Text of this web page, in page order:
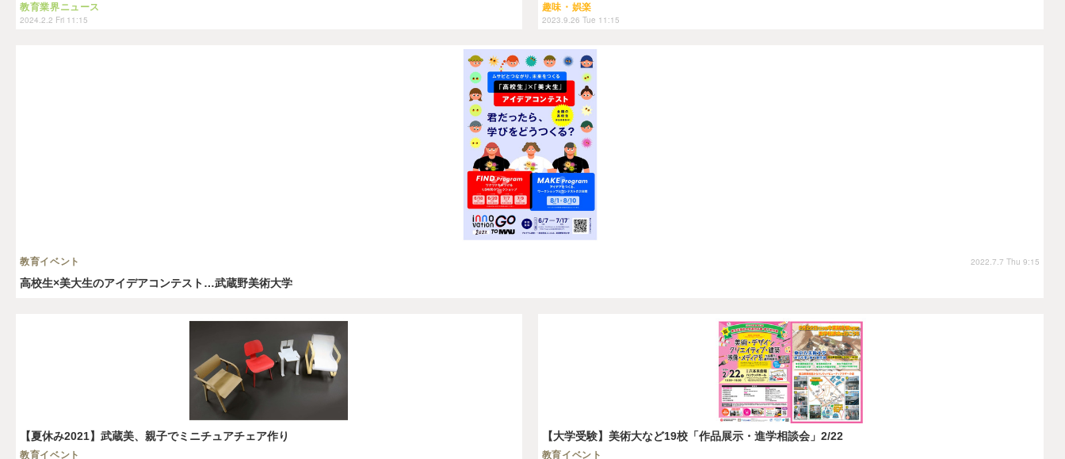
教育業界ニュース
2024.2.2 Fri 11:15
趣味・娯楽
2023.9.26 Tue 11:15
高校生×美大生のアイデアコンテスト…武蔵野美術大学
教育イベント 2022.7.7 Thu 9:15
【夏休み2021】武蔵美、親子でミニチュアチェア作り
教育イベント
【大学受験】美術大など19校「作品展示・進学相談会」2/22
教育イベント